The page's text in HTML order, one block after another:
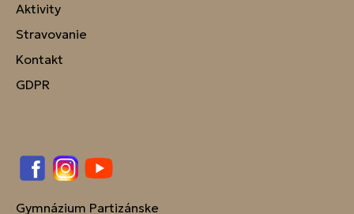
Aktivity
Stravovanie
Kontakt
GDPR
FacebookInstagram
YouTube
Gymnázium Partizánske